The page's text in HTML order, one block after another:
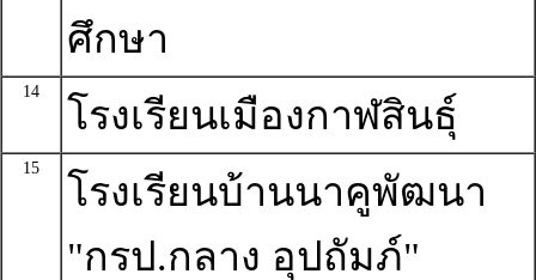
ศึกษา
14
โรงเรียนเมืองกาฬสินธุ์
15
โรงเรียนบ้านนาคูพัฒนา
"กรป.กลาง อุปถัมภ์"